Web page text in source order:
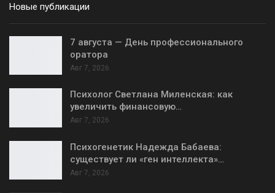
Новые публикации
7 августа — День профессионального
оратора
Авг 7, 2026
Психолог Светлана Миленская: как
увеличить финансовую…
Авг 7, 2026
Психогенетик Надежда Бабаева:
существует ли «ген интеллекта»…
Авг 7, 2026